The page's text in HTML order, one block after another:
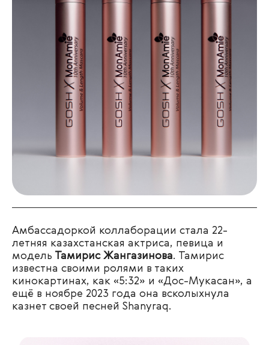
Амбассадоркой коллаборации стала 22-
летняя казахстанская актриса, певица и
модель Тамирис Жангазинова. Тамирис
известна своими ролями в таких
кинокартинах, как «5:32» и «Дос-Мукасан», а
ещё в ноябре 2023 года она всколыхнула
казнет своей песней Shanyraq.